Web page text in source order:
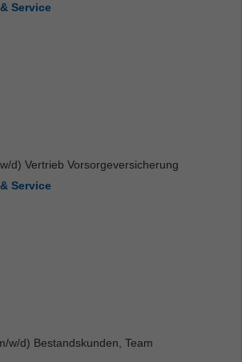
Service
d) Vertrieb Vorsorgeversicherung
Service
w/d) Bestandskunden, Team